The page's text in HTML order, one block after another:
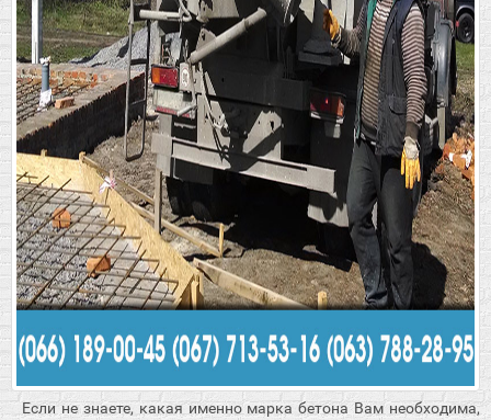
Если не знаете, какая именно марка бетона Вам необходима,